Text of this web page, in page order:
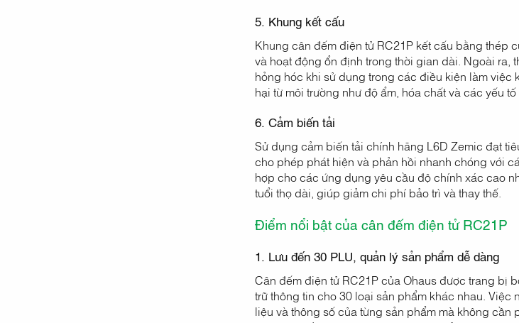
5. Khung kết cấu
Khung cân đếm điện tử RC21P kết cấu bằng
và hoạt động ổn định trong thời gian dài. Ngoài
hỏng hóc khi sử dụng trong các điều kiện làm
hại từ môi trường như độ ẩm, hóa chất và các yếu tố
6. Cảm biến tải
Sử dụng cảm biến tải chính hãng L6D Zemic đạt
cho phép phát hiện và phản hồi nhanh chóng với
hợp cho các ứng dụng yêu cầu độ chính xác cao
tuổi thọ dài, giúp giảm chi phí bảo trì và thay thế.
Điểm nổi bật của cân đếm điện tử RC21P
1. Lưu đến 30 PLU, quản lý sản phẩm dễ dàng
Cân đếm điện tử RC21P của Ohaus được trang bị
trữ thông tin cho 30 loại sản phẩm khác nhau.
liệu và thông số của từng sản phẩm mà không